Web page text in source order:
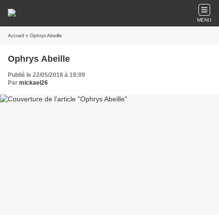
MENU
Accueil » Ophrys Abeille
Ophrys Abeille
Publié le 22/05/2018 à 19:09
Par mickael26